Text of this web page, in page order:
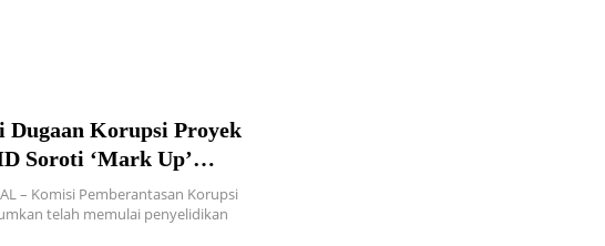
Korupsi Proyek
Soroti ‘Mark Up’
– Komisi Pemberantasan Korupsi
telah memulai penyelidikan